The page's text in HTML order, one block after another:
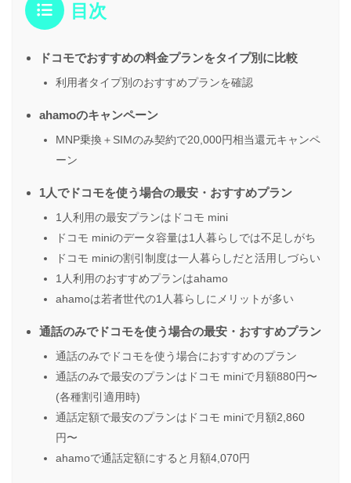
目次
ドコモでおすすめの料金プランをタイプ別に比較
利用者タイプ別のおすすめプランを確認
ahamoのキャンペーン
MNP乗換＋SIMのみ契約で20,000円相当還元キャンペ
ーン
1人でドコモを使う場合の最安・おすすめプラン
1人利用の最安プランはドコモ mini
ドコモ miniのデータ容量は1人暮らしでは不足しがち
ドコモ miniの割引制度は一人暮らしだと活用しづらい
1人利用のおすすめプランはahamo
ahamoは若者世代の1人暮らしにメリットが多い
通話のみでドコモを使う場合の最安・おすすめプラン
通話のみでドコモを使う場合におすすめのプラン
通話のみで最安のプランはドコモ miniで月額880円〜
(各種割引適用時)
通話定額で最安のプランはドコモ miniで月額2,860
円〜
ahamoで通話定額にすると月額4,070円